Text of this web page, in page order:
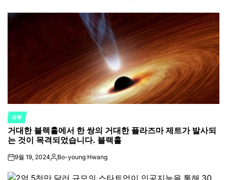
POSTED
IN
과학
거대한 블랙홀에서 한 쌍의 거대한 플라즈마 제트가 발사되
는 것이 목격되었습니다. 블랙홀
on9월 19, 2024Posted
Bo-young Hwang